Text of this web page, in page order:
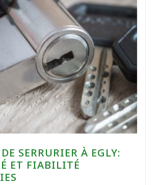
SERRURIER À EGLY:
ET FIABILITÉ